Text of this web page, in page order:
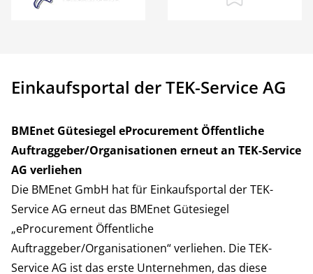
Einkaufsportal der TEK-Service AG
BMEnet Gütesiegel eProcurement Öffentliche
Auftraggeber/Organisationen erneut an TEK-Service
AG verliehen
Die BMEnet GmbH hat für Einkaufsportal der TEK-
Service AG erneut das BMEnet Gütesiegel
„eProcurement Öffentliche
Auftraggeber/Organisationen“ verliehen. Die TEK-
Service AG ist das erste Unternehmen, das diese